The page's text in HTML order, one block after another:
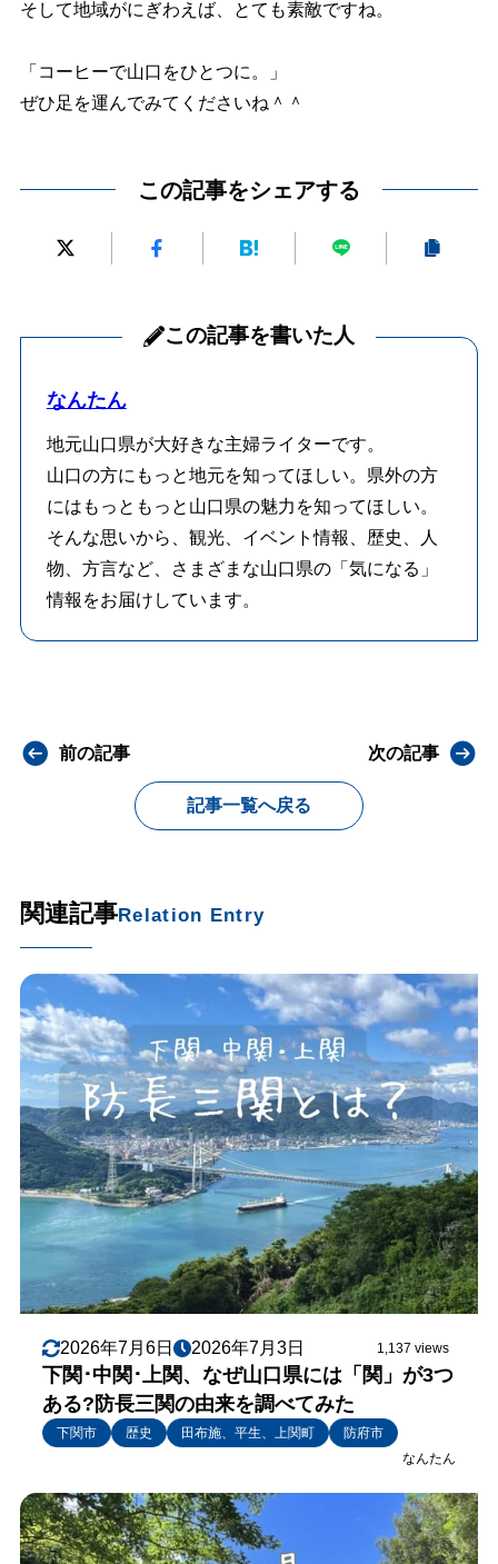
そして地域がにぎわえば、とても素敵ですね。
「コーヒーで山口をひとつに。」
ぜひ足を運んでみてくださいね＾＾
この記事をシェアする
この記事を書いた人
なんたん
地元山口県が大好きな主婦ライターです。
山口の方にもっと地元を知ってほしい。県外の方
にはもっともっと山口県の魅力を知ってほしい。
そんな思いから、観光、イベント情報、歴史、人
物、方言など、さまざまな山口県の「気になる」
情報をお届けしています。
前の記事
記事一覧へ戻る
次の記事
関連記事Relation Entry
2026年7月6日 2026年7月3日 1,137 views
下関･中関･上関、なぜ山口県には「関」が3つ
ある?防長三関の由来を調べてみた
下関市 歴史 田布施、平生、上関町
防府市
なんたん